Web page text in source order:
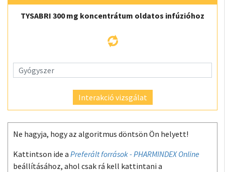
TYSABRI 300 mg koncentrátum oldatos infúzióhoz
Interakció vizsgálat
Ne hagyja, hogy az algoritmus döntsön Ön helyett!
Kattintson ide a Preferált források - PHARMINDEX Online
beállításához, ahol csak rá kell kattintani a